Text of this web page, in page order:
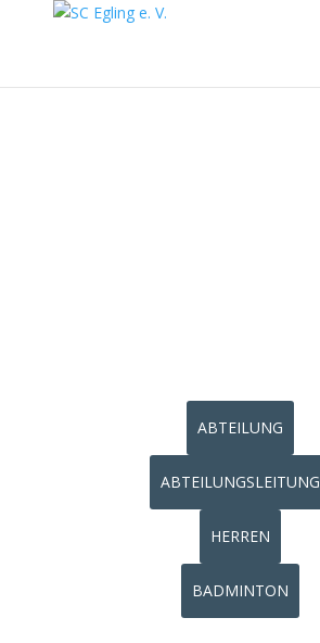
ABTEILUNG
ABTEILUNGSLEITUNG
HERREN
BADMINTON